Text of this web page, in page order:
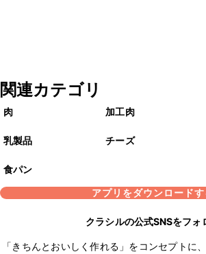
関連カテゴリ
肉 加工肉
乳製品 チーズ
食パン
アプリをダウンロードす
クラシルの公式SNSをフォ
「きちんとおいしく作れる」をコンセプトに